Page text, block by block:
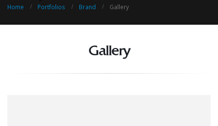
Home Portfolios Brand Gallery
Gallery